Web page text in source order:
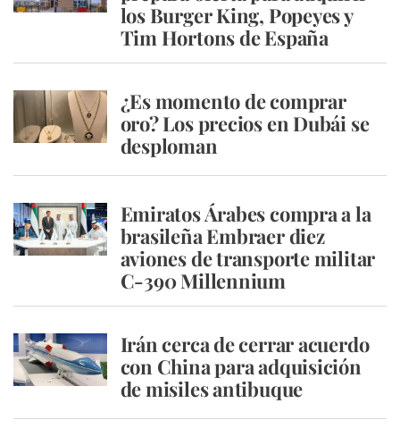
los Burger King, Popeyes y
Tim Hortons de España
¿Es momento de comprar
oro? Los precios en Dubái se
desploman
Emiratos Árabes compra a la
brasileña Embraer diez
aviones de transporte militar
C-390 Millennium
Irán cerca de cerrar acuerdo
con China para adquisición
de misiles antibuque